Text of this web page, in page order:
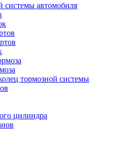
системы автомобиля
тормозной системы
цилиндра